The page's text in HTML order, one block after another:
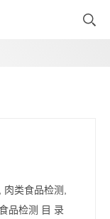
类食品检测,
品检测 目 录